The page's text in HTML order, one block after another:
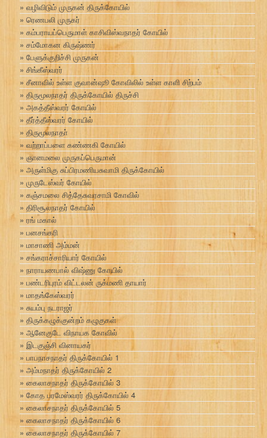
வழிவிடும் முருகன் திருக்கோயில்
ரெணபலி முருகர்
கம்பராயப்பெருமாள் காசிவிஸ்வநாதர் கோயில்
சம்மோகன கிருஷ்ணர்
பேளுக்குறிச்சி முருகன்
சிங்கீஸ்வரர்
சீனாவில் உள்ள குவான்ஷூ கோவிலில் உள்ள காளி சிற்பம்
திருமூலநாதர் திருக்கோயில் திருச்சி
அகத்தீஸ்வரர் கோயில்
தீர்த்தீஸ்வரர் கோயில்
திருமூலநாதா்
வற்றாப்பளை கண்ணகி கோயில்
ஞானமலை முருகப்பெருமான்
அருள்மிகு சுப்பிரமணியசுவாமி திருக்கோயில்
முருடேஸ்வர் கோயில்
கஞ்சமலை சித்தேசுவரசாமி கோவில்
திரிசூலநாதர் கோயில்
ரங் மகால்
பனசங்கரி
மாசாணி அம்மன்
சங்கராச்சாரியார் கோயில்
நாராயணபால் விஷ்ணு கோயில்
பண்டரிபுரம் விட்டலன் ருக்மணி தாயார்
மாதங்கேஸ்வரர்
சுயம்பு நடராஜர்
திருக்கழுக்குன்றம் கழுகுகள்
ஆனேகுடே விநாயக கோவில்
இடகுஞ்சி வினாயகர்
பாபநாசநாதர் திருக்கோயில் 1
அம்மநாதர் திருக்கோயில் 2
கைலாசநாதர் திருக்கோயில் 3
கோத பரமேஸ்வரர் திருக்கோயில் 4
கைலாசநாதர் திருக்கோயில் 5
கைலாசநாதர் திருக்கோயில் 6
கைலாசநாதர் திருக்கோயில் 7